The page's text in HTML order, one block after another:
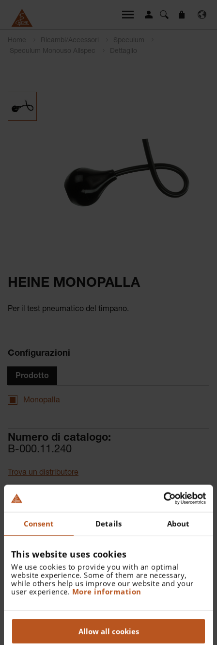
Consent Details About
This website uses cookies
We use cookies to provide you with an optimal
website experience. Some of them are necessary,
while others help us improve our website and your
user experience. More information
Allow all cookies
Home Ricambi/Accessori
Speculum
Speculum Monouso Allspec
Dettaglio
HEINE MONOPALLA
Per il test pneumatico del timpano.
Configurazioni
Prodotto
Monopalla
Numero di catalogo:
B-000.11.240
Trova un distributore
Maggiori dettagli
Per il test pneumatico del timpano.
Dettagli Documenti
test pneumatico del timpano.